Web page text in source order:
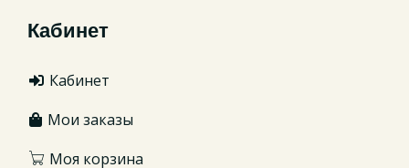
Кабинет
Кабинет
Мои заказы
Моя корзина